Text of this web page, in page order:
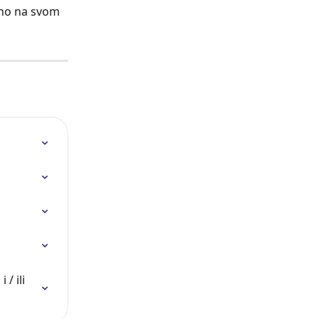
na svom
i / ili